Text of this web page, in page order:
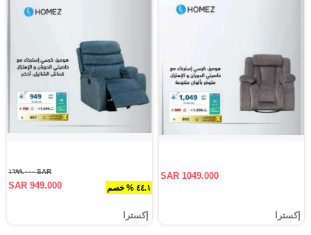
SAR 1049.000
إكسترا
٤٤.١ % خصم
SAR ١٦٩٩.٠٠٠
SAR 949.000
إكسترا